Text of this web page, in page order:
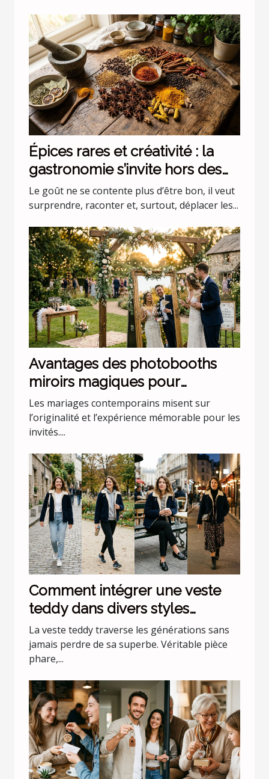
Épices rares et créativité : la
gastronomie s’invite hors des
codes
Le goût ne se contente plus d’être bon, il veut
surprendre, raconter et, surtout, déplacer les...
Avantages des photobooths
miroirs magiques pour
mariages uniques
Les mariages contemporains misent sur
l’originalité et l’expérience mémorable pour les
invités....
Comment intégrer une veste
teddy dans divers styles
vestimentaires ?
La veste teddy traverse les générations sans
jamais perdre de sa superbe. Véritable pièce
phare,...